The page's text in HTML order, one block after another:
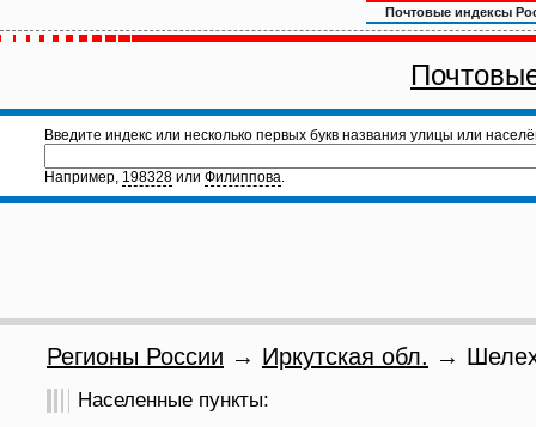
Почтовые индексы
Введите индекс или несколько первых букв названия улицы или
Например, 198328 или Филиппова.
Регионы России → Иркутская обл. →
Населенные пункты: